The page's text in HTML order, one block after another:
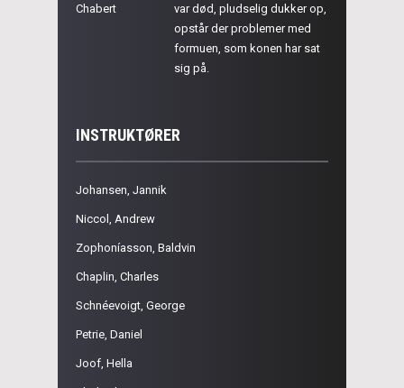
Chabert
var død, pludselig dukker op,
opstår der problemer med
formuen, som konen har sat
sig på.
INSTRUKTØRER
Johansen, Jannik
Niccol, Andrew
Zophoníasson, Baldvin
Chaplin, Charles
Schnéevoigt, George
Petrie, Daniel
Joof, Hella